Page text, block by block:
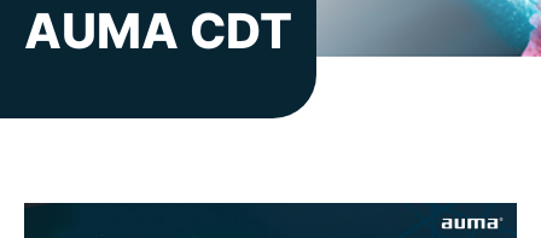
联系我们
AUMA CDT